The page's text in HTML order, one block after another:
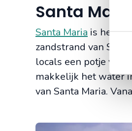
Santa
Santa Maria is het
zandstrand van
locals een potje
makkelijk het water
van Santa Maria.